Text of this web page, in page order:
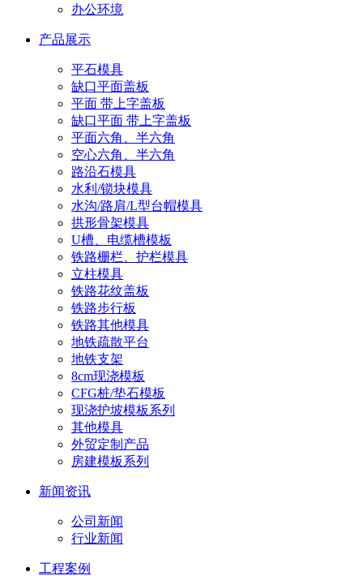
办公环境
产品展示
平石模具
缺口平面盖板
平面 带上字盖板
缺口平面 带上字盖板
平面六角、半六角
空心六角、半六角
路沿石模具
水利/锁块模具
水沟/路肩/L型台帽模具
拱形骨架模具
U槽、电缆槽模板
铁路栅栏、护栏模具
立柱模具
铁路花纹盖板
铁路步行板
铁路其他模具
地铁疏散平台
地铁支架
8cm现浇模板
CFG桩/垫石模板
现浇护坡模板系列
其他模具
外贸定制产品
房建模板系列
新闻资讯
公司新闻
行业新闻
工程案例